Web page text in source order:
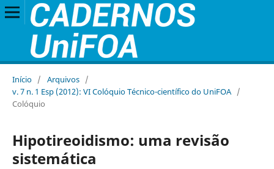
Início / Arquivos /
v. 7 n. 1 Esp (2012): VI Colóquio Técnico-científico do UniFOA /
Colóquio
Hipotireoidismo: uma revisão
sistemática